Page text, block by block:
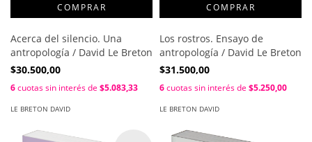
Acerca del silencio. Una
antropología / David Le Breton
$30.500,00
6cuotas sin interés de $5.083,33
LE BRETON DAVID
Los rostros. Ensayo de
antropología / David Le Breton
$31.500,00
6cuotas sin interés de $5.250,00
LE BRETON DAVID